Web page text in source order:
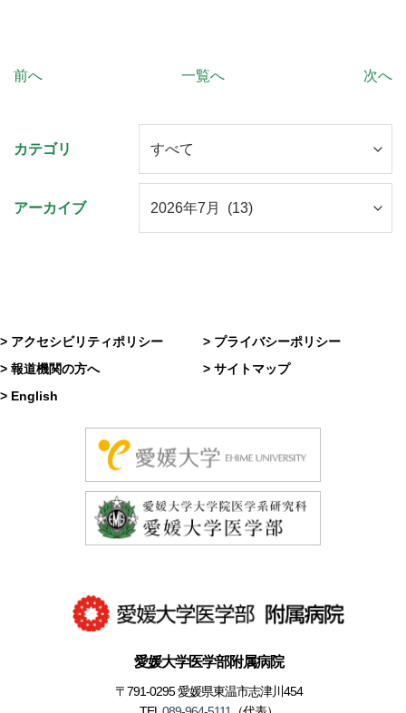
前へ 一覧へ 次へ
カテゴリ
アーカイブ
愛媛大学医学部附属病院
〒791-0295 愛媛県東温市志津川454
> アクセシビリティポリシー
> プライバシーポリシー
> 報道機関の方へ
> サイトマップ
> English